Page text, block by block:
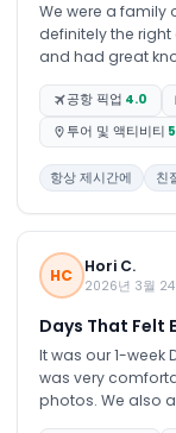
We were a family
definitely the
and had great
which made
wonderful time,
enjoyed every
공항 픽업 4.0
투어 및 액티비티
항상 제시간에 친
HC Hori C.
2026년 3월 24
Days That Felt
It was our 1-
was very
photos. We also